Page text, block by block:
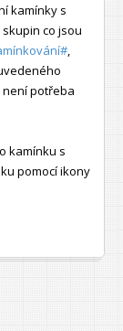
kamínky s
co jsou
není potřeba
kamínku s
pomocí ikony